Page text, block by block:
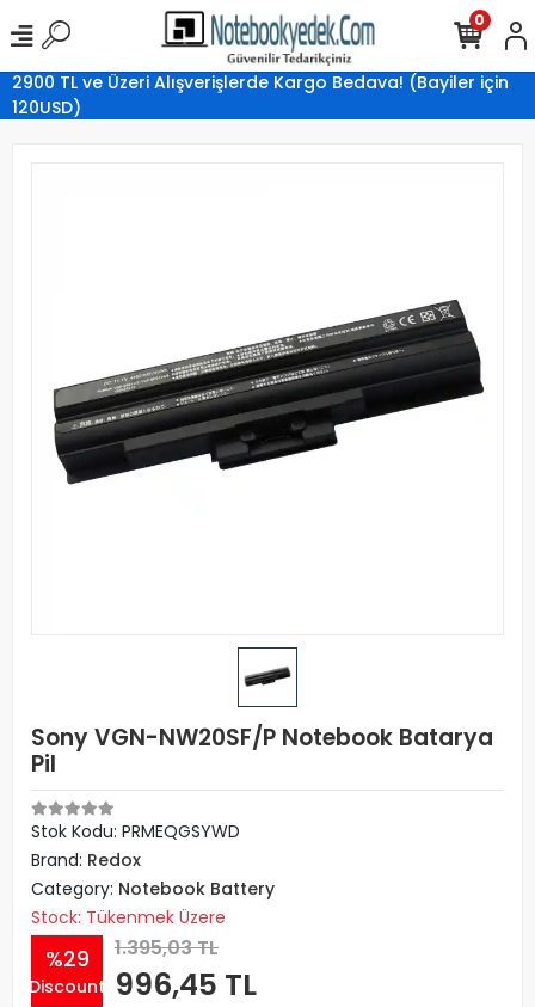
2900 TL ve Üzeri Alışverişlerde Kargo Bedava! (Bayiler için
120USD)
0
Sony VGN-NW20SF/P Notebook Batarya
Pil
Stok Kodu: PRMEQGSYWD
Brand: Redox
Category: Notebook Battery
Stock: Tükenmek Üzere
%29
Discount
1.395,03 TL
996,45 TL